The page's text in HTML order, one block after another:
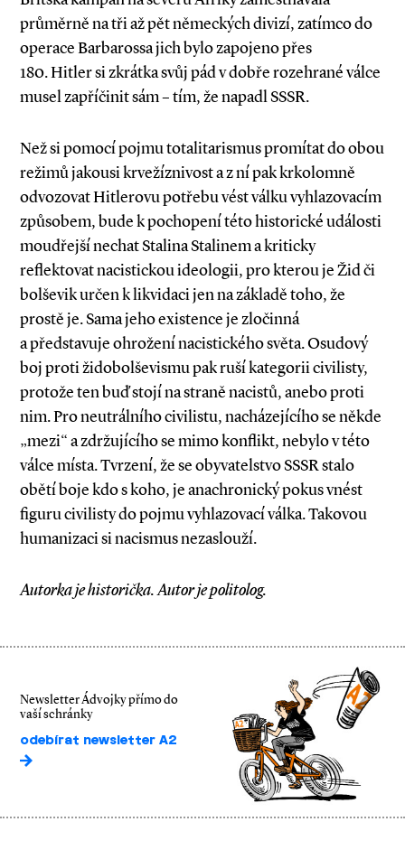
průměrně na tři až pět německých divizí, zatímco do
operace Barbarossa jich bylo zapojeno přes
180. Hitler si zkrátka svůj pád v dobře rozehrané válce
musel zapříčinit sám – tím, že napadl SSSR.
Než si pomocí pojmu totalitarismus promítat do obou
režimů jakousi krvežíznivost a z ní pak krkolomně
odvozovat Hitlerovu potřebu vést válku vyhlazovacím
způsobem, bude k pochopení této historické události
moudřejší nechat Stalina Stalinem a kriticky
reflektovat nacistickou ideologii, pro kterou je Žid či
bolševik určen k likvidaci jen na základě toho, že
prostě je. Sama jeho existence je zločinná
a představuje ohrožení nacistického světa. Osudový
boj proti židobolševismu pak ruší kategorii civilisty,
protože ten buď stojí na straně nacistů, anebo proti
nim. Pro neutrálního civilistu, nacházejícího se někde
„mezi“ a zdržujícího se mimo konflikt, nebylo v této
válce místa. Tvrzení, že se obyvatelstvo SSSR stalo
obětí boje kdo s koho, je anachronický pokus vnést
figuru civilisty do pojmu vyhlazovací válka. Takovou
humanizaci si nacismus nezaslouží.
Autorka je historička. Autor je politolog.
Newsletter Ádvojky přímo do
vaší schránky
odebírat newsletter A2